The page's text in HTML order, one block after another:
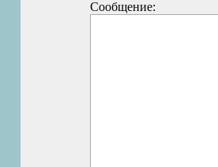
Сообщение: